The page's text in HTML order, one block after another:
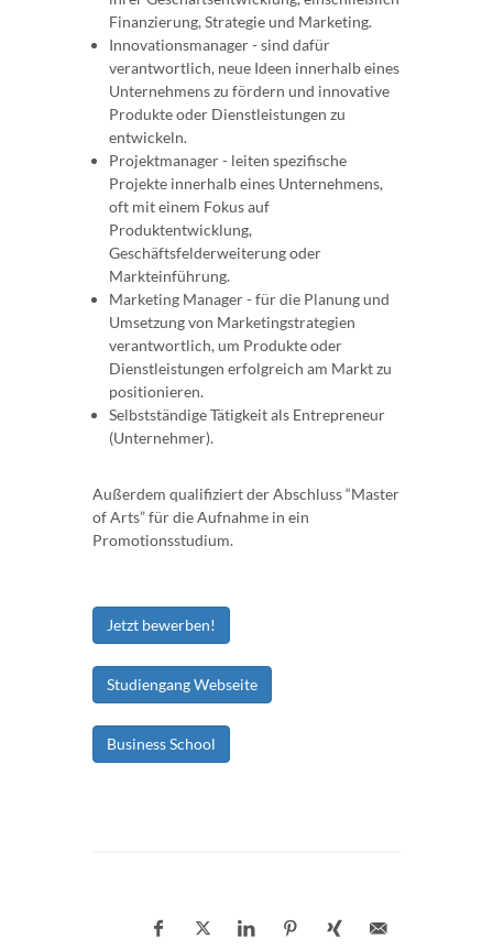
Finanzierung, Strategie und Marketing.
Innovationsmanager - sind dafür
verantwortlich, neue Ideen innerhalb eines
Unternehmens zu fördern und innovative
Produkte oder Dienstleistungen zu
entwickeln.
Projektmanager - leiten spezifische
Projekte innerhalb eines Unternehmens,
oft mit einem Fokus auf
Produktentwicklung,
Geschäftsfelderweiterung oder
Markteinführung.
Marketing Manager - für die Planung und
Umsetzung von Marketingstrategien
verantwortlich, um Produkte oder
Dienstleistungen erfolgreich am Markt zu
positionieren.
Selbstständige Tätigkeit als Entrepreneur
(Unternehmer).
Außerdem qualifiziert der Abschluss “Master
of Arts” für die Aufnahme in ein
Promotionsstudium.
Jetzt bewerben!
Studiengang Webseite
Business School